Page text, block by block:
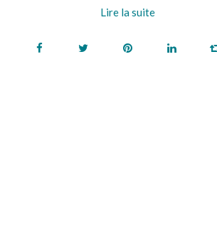
Lire la suite